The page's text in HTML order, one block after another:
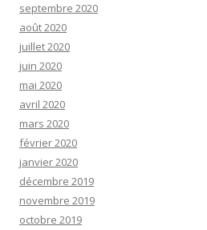
septembre 2020
août 2020
juillet 2020
juin 2020
mai 2020
avril 2020
mars 2020
février 2020
janvier 2020
décembre 2019
novembre 2019
octobre 2019